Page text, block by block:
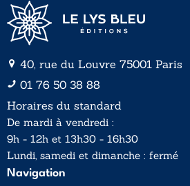
40, rue du Louvre 75001 Paris
01 76 50 38 88
Horaires du standard
De mardi à vendredi :
9h - 12h et 13h30 - 16h30
Lundi, samedi et dimanche : fermé
Navigation